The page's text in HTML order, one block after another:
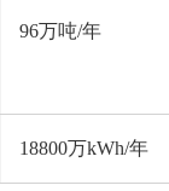
96万吨/年
18800万kWh/年